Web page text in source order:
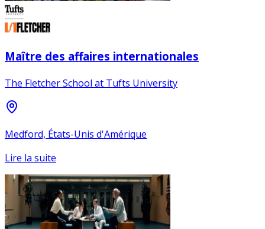
Maître des affaires internationales
The Fletcher School at Tufts University
Medford, États-Unis d'Amérique
Lire la suite